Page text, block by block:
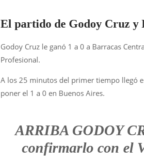
El partido de Godoy Cruz y
Godoy Cruz le ganó 1 a 0 a Barracas
Profesional.
A los 25 minutos del primer tiempo llegó
poner el 1 a 0 en Buenos Aires.
ARRIBA GODOY
confirmarlo con el